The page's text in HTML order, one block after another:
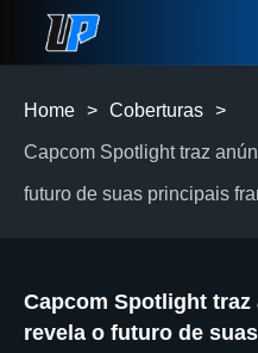
Home > Coberturas >
Capcom Spotlight traz
futuro de suas principais
Capcom Spotlight
revela o futuro de